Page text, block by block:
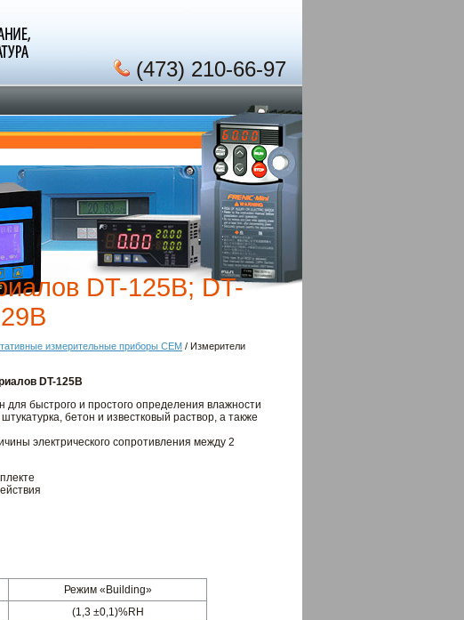
(473) 210-66-97
DT-125B; DT-
измерительные приборы CEM / Измерители
DT-125B
быстрого и простого определения влажности
бетон и известковый раствор, а также
электрического сопротивления между 2
Режим «Building»
(1,3 ±0,1)%RH